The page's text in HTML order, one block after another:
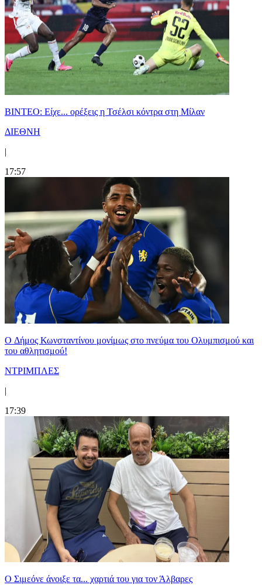
BINTEO: Είχε... ορέξεις η Τσέλσι κόντρα στη Μίλαν
ΔΙΕΘΝΗ
|
17:57
O Δήμος Κωνσταντίνου μονίμως στο πνεύμα του Ολυμπισμού και
του αθλητισμού!
ΝΤΡΙΜΠΛΕΣ
|
17:39
Ο Σιμεόνε άνοιξε τα... χαρτιά του για τον Άλβαρες